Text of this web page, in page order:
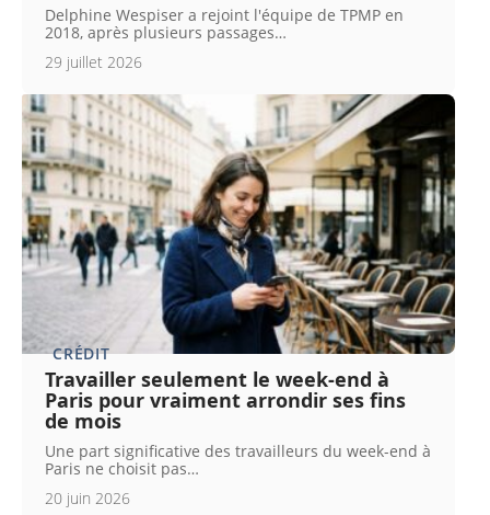
Delphine Wespiser a rejoint l'équipe de TPMP en
2018, après plusieurs passages…
29 juillet 2026
CRÉDIT
Travailler seulement le week-end à
Paris pour vraiment arrondir ses fins
de mois
Une part significative des travailleurs du week-end à
Paris ne choisit pas…
20 juin 2026